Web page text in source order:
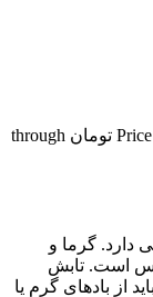
Price range: 300,000 تومان through
دارد. گرما و
است. تابش
از بادهای گرم یا